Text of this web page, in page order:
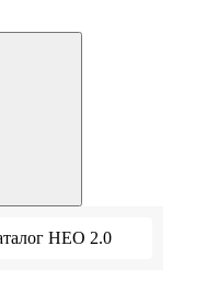
НЕО 2.0